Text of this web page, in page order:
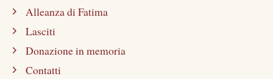
Alleanza di Fatima
Lasciti
Donazione in memoria
Contatti